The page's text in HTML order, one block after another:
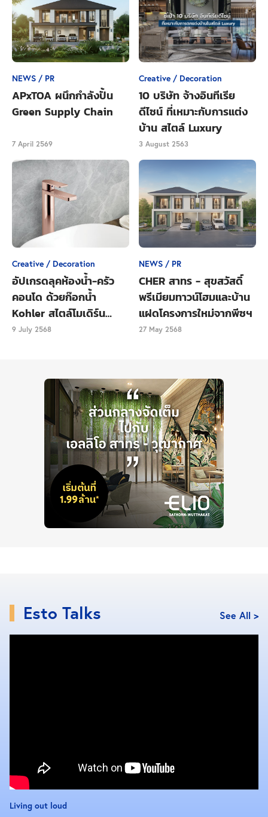
เริ่มที่จุดแรกกันเลย นั่นก็คือ ARCHWAYซุ้มประตูของ
งานบ้านและสวนแฟร์ ที่จัดอย่างสวยงามและสร้างสรรค์
ในทุก ๆ ปี และในปีนี้งานบ้านและสวนแฟร์ Select 2020
ต้องการเปิดศักราชใหม่ด้วยสีสันที่สดใส และมิติของแสง
แบบInfinity Mirror
ที่เป็นเงาสะท้อนไม่รู้จบ ซึ่งเป็นมุม
ถ่ายรูป Check-in จุดแรกก่อนที่จะเข้าไปในงานค่ะ
และเช่นเคย เมื่อมาที่งานบ้านและสวนแฟร์ทุกครั้ง ก็มัก
ติดมือกลับบ้านไปด้วยเสมอ ง่าย ๆ แค่ลง
ทะเบียนที่จุดรับลงทะเบียนนี้เลย รับฟรี! ทั้งถุงผ้าลดโลก
NEWS / PR
APxTOA ผนึกกำลังปั้น
Green Supply Chain
7 April 2569
Creative / Decoration
10 บริษัท จ้างอินทีเรีย
ดีไซน์ ที่เหมาะกับการแต่ง
บ้าน สไตล์ Luxury
3 August 2563
Creative / Decoration
อัปเกรดลุคห้องน้ำ-ครัว
คอนโด ด้วยก๊อกน้ำ
Kohler สไตล์โมเดิร์น
เรียบหรู
9 July 2568
NEWS / PR
CHER สาทร - สุขสวัสดิ์
พรีเมียมทาวน์โฮมและบ้าน
แฝดโครงการใหม่จากพีซฯ
27 May 2568
Esto Talks See All >
Living out loud